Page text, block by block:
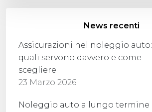
News recenti
Assicurazioni nel noleggio auto:
quali servono davvero e come
scegliere
23 Marzo 2026
Noleggio auto a lungo termine